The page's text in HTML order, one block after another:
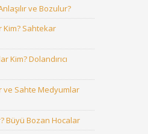
ve Bozulur?
Kim? Sahtekar
Kim? Dolandırıcı
ve Sahte Medyumlar
Büyü Bozan Hocalar